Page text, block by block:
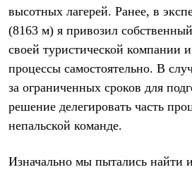
высотных лагерей. Ранее, в
(8163 м) я привозил
своей туристической компании
процессы самостоятельно. В
за ограниченных сроков для
решение делегировать часть
непальской команде.
Изначально мы пытались найти